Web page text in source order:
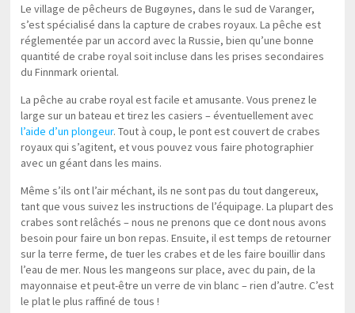
Le village de pêcheurs de Bugøynes, dans le sud de Varanger,
s’est spécialisé dans la capture de crabes royaux. La pêche est
réglementée par un accord avec la Russie, bien qu’une bonne
quantité de crabe royal soit incluse dans les prises secondaires
du Finnmark oriental.
La pêche au crabe royal est facile et amusante. Vous prenez le
large sur un bateau et tirez les casiers – éventuellement avec
l’aide d’un plongeur. Tout à coup, le pont est couvert de crabes
royaux qui s’agitent, et vous pouvez vous faire photographier
avec un géant dans les mains.
Même s’ils ont l’air méchant, ils ne sont pas du tout dangereux,
tant que vous suivez les instructions de l’équipage. La plupart des
crabes sont relâchés – nous ne prenons que ce dont nous avons
besoin pour faire un bon repas. Ensuite, il est temps de retourner
sur la terre ferme, de tuer les crabes et de les faire bouillir dans
l’eau de mer. Nous les mangeons sur place, avec du pain, de la
mayonnaise et peut-être un verre de vin blanc – rien d’autre. C’est
le plat le plus raffiné de tous !